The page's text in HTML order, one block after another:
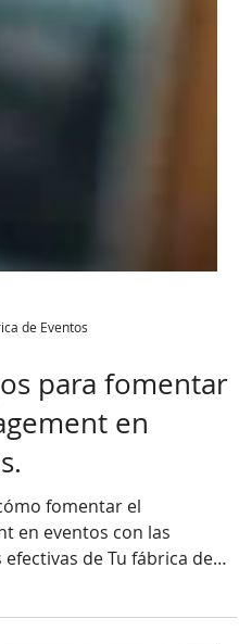
para fomentar
en
fomentar el
en eventos con las